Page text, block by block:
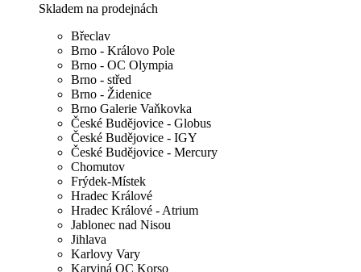
Skladem na prodejnách
Břeclav
Brno - Královo Pole
Brno - OC Olympia
Brno - střed
Brno - Židenice
Brno Galerie Vaňkovka
České Budějovice - Globus
České Budějovice - IGY
České Budějovice - Mercury
Chomutov
Frýdek-Místek
Hradec Králové
Hradec Králové - Atrium
Jablonec nad Nisou
Jihlava
Karlovy Vary
Karviná OC Korso